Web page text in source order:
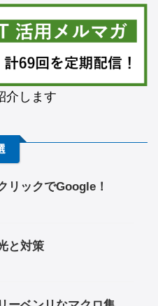
介します
リックでGoogle！
と対策